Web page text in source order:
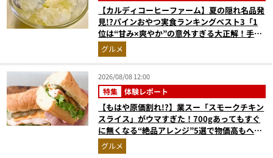
【カルディコーヒーファーム】夏の隠れ名品発
見!?パインおやつ実食ランキングベスト3「1
位は“甘み×爽やか”の意外すぎる大正解！手が
止まらない『かりんとう』」
グルメ
2026/08/08 12:00
特集 体験レポート
【もはや原価割れ!?】業スー「スモークチキン
スライス」がウマすぎた！700gあってもすぐ
に無くなる“絶品アレンジ”5選で物価高もへっ
ちゃら
グルメ